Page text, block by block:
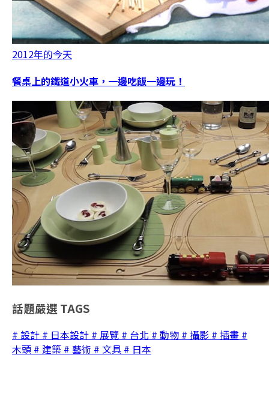
2012年的今天
餐桌上的鐵道小火車，一邊吃飯一邊玩！
話題嚴選 TAGS
# 設計 # 日本設計 # 展覽 # 台北 # 動物 # 攝影 # 插畫 #
木頭 # 建築 # 藝術 # 文具 # 日本